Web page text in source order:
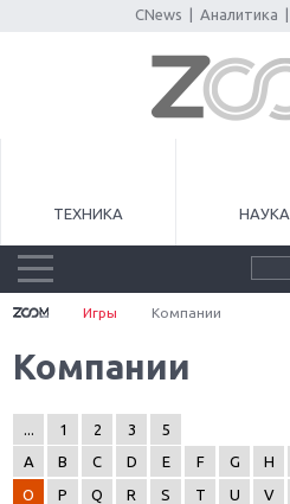
CNews Аналитика
ТЕХНИКА НАУКА
Игры Компании
Компании
1 2 3
5
A
B C D E F G H
O
P Q R S T U V